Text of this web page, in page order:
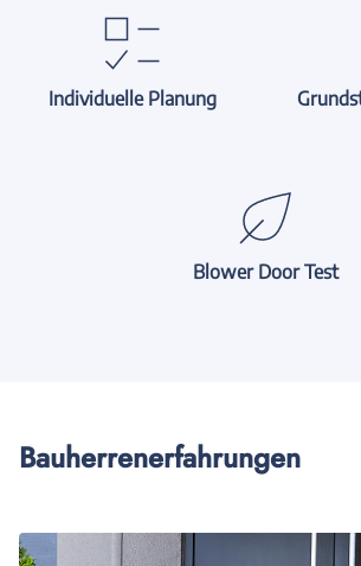
Individuelle Planung
Blower Door Test
Bauherrenerfahrungen